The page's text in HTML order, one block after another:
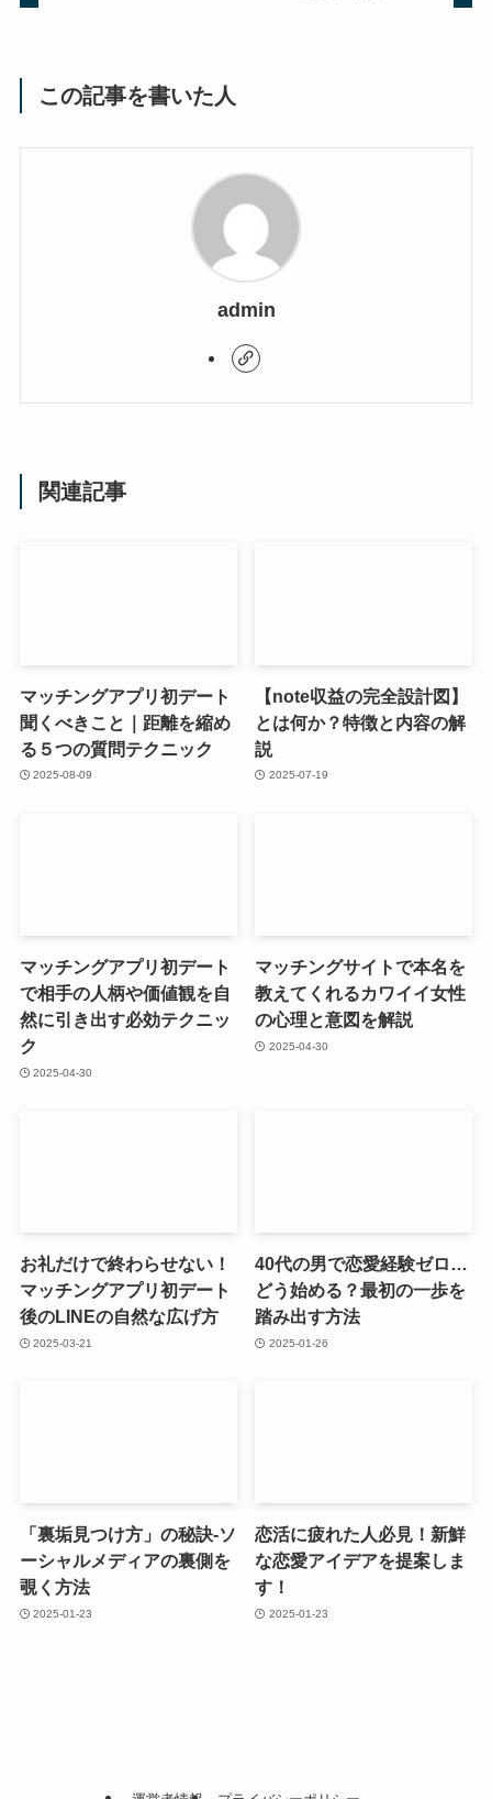
この記事を書いた人
admin
関連記事
マッチングアプリ初デート
聞くべきこと｜距離を縮め
る５つの質問テクニック
2025-08-09
【note収益の完全設計図】
とは何か？特徴と内容の解
説
2025-07-19
マッチングアプリ初デート
で相手の人柄や価値観を自
然に引き出す必効テクニッ
ク
2025-04-30
マッチングサイトで本名を
教えてくれるカワイイ女性
の心理と意図を解説
2025-04-30
お礼だけで終わらせない！
マッチングアプリ初デート
後のLINEの自然な広げ方
2025-03-21
40代の男で恋愛経験ゼロ…
どう始める？最初の一歩を
踏み出す方法
2025-01-26
「裏垢見つけ方」の秘訣-ソ
ーシャルメディアの裏側を
覗く方法
2025-01-23
恋活に疲れた人必見！新鮮
な恋愛アイデアを提案しま
す！
2025-01-23